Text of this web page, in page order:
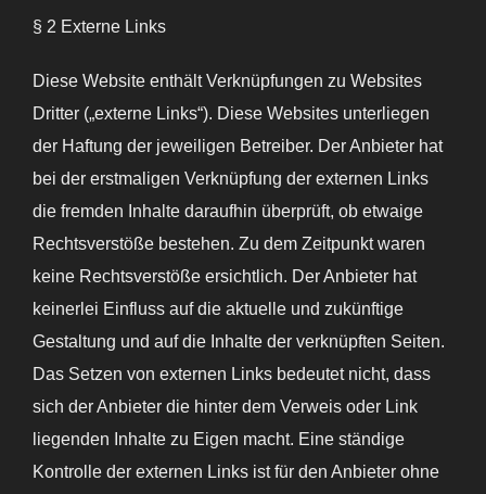
§ 2 Externe Links
Diese Website enthält Verknüpfungen zu Websites
Dritter („externe Links“). Diese Websites unterliegen
der Haftung der jeweiligen Betreiber. Der Anbieter hat
bei der erstmaligen Verknüpfung der externen Links
die fremden Inhalte daraufhin überprüft, ob etwaige
Rechtsverstöße bestehen. Zu dem Zeitpunkt waren
keine Rechtsverstöße ersichtlich. Der Anbieter hat
keinerlei Einfluss auf die aktuelle und zukünftige
Gestaltung und auf die Inhalte der verknüpften Seiten.
Das Setzen von externen Links bedeutet nicht, dass
sich der Anbieter die hinter dem Verweis oder Link
liegenden Inhalte zu Eigen macht. Eine ständige
Kontrolle der externen Links ist für den Anbieter ohne